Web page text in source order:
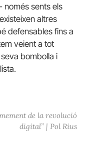
només sents els
altres
defensables fins a
veient a tot
bombolla i
de la revolució
digital” | Pol Rius